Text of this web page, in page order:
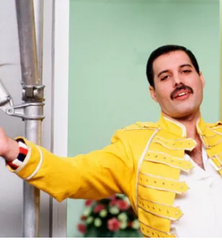
CONCORSI
EVENTI
VIDEO
TV
PRINCIPATO
DI